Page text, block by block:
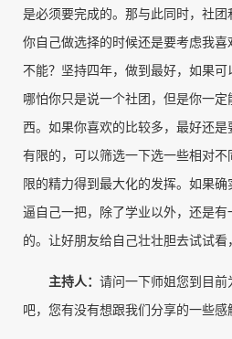
是必须要完成的。那与此同时，社
你自己做选择的时候还是要考虑我
不能？坚持四年，做到最好，如果
哪怕你只是说一个社团，但是你一
西。如果你喜欢的比较多，最好还
有限的，可以筛选一下选一些相对
限的精力得到最大化的发挥。如果
逼自己一把，除了学业以外，还是
的。让好朋友给自己壮壮胆去试试看
主持人： 请问一下师姐您到目
吧，您有没有想跟我们分享的一些感